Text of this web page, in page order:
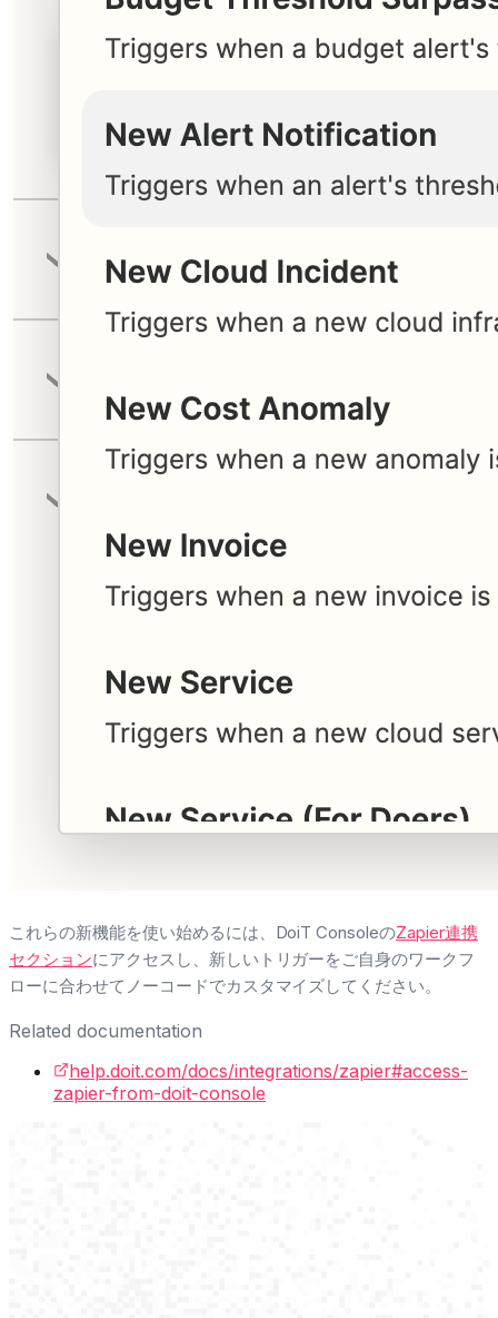
これらの新機能を使い始めるには、DoiT ConsoleのZapier連携
セクションにアクセスし、新しいトリガーをご自身のワークフ
ローに合わせてノーコードでカスタマイズしてください。
Related documentation
help.doit.com/docs/integrations/zapier#access-
zapier-from-doit-console